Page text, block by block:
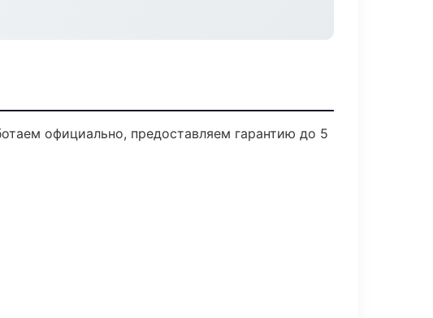
официально, предоставляем гарантию до 5